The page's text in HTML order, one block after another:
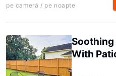
pe cameră / pe noapte
Soothing
With